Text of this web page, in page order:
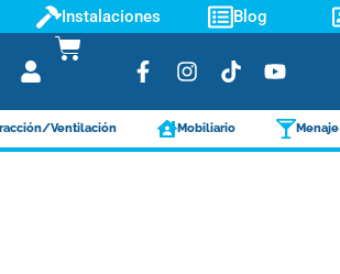
Instalaciones Blog
Ventilación Mobiliario Menaje